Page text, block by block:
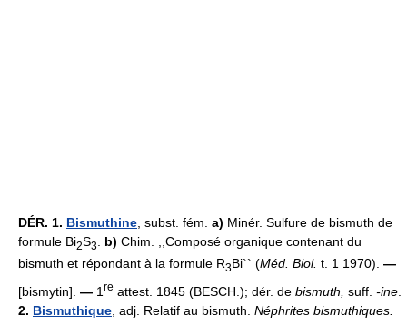
DÉR. 1. Bismuthine , subst. fém. a) Minér. Sulfure de bismuth de
formule Bi2S3 b) Chim. ,,Composé organique contenant du
bismuth et répondant à la formule R3Bi`` (Méd. Biol. t. 1 1970). —
[bismytin]. — 1 re attest. 1845 (BESCH.); dér. de bismuth, suff. -ine
2. Bismuthique , adj. Relatif au bismuth. Néphrites bismuthiques.